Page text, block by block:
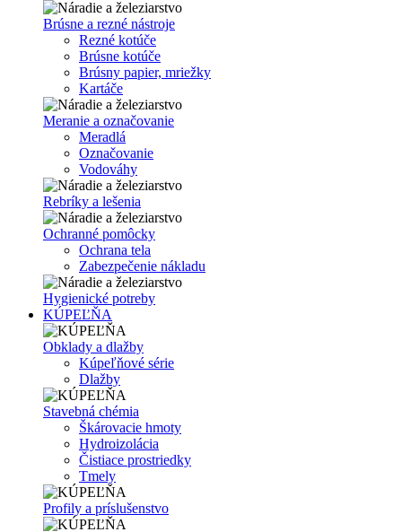
Brúsne a rezné nástroje
Rezné kotúče
Brúsne kotúče
Brúsny papier, mriežky
Kartáče
Meranie a označovanie
Meradlá
Označovanie
Vodováhy
Rebríky a lešenia
Ochranné pomôcky
Ochrana tela
Zabezpečenie nákladu
Hygienické potreby
KÚPEĽŇA
Obklady a dlažby
Kúpeľňové série
Dlažby
Stavebná chémia
Škárovacie hmoty
Hydroizolácia
Čistiace prostriedky
Tmely
Profily a príslušenstvo